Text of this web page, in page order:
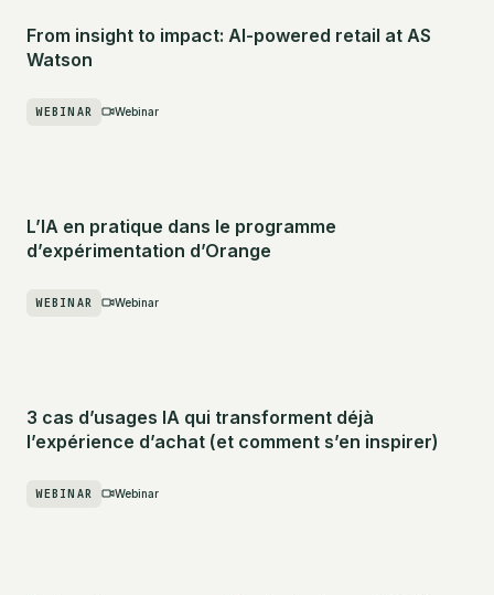
From insight to impact: AI-powered retail at AS
Watson
WEBINAR Webinar
L’IA en pratique dans le programme
d’expérimentation d’Orange
WEBINAR Webinar
3 cas d’usages IA qui transforment déjà
l’expérience d’achat (et comment s’en inspirer)
WEBINAR Webinar